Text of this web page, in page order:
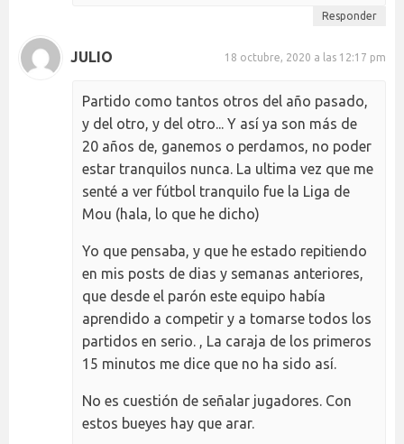
Responder
JULIO 18 octubre, 2020 a las 12:17 pm
Partido como tantos otros del año pasado,
y del otro, y del otro... Y así ya son más de
20 años de, ganemos o perdamos, no poder
estar tranquilos nunca. La ultima vez que me
senté a ver fútbol tranquilo fue la Liga de
Mou (hala, lo que he dicho)
Yo que pensaba, y que he estado repitiendo
en mis posts de dias y semanas anteriores,
que desde el parón este equipo había
aprendido a competir y a tomarse todos los
partidos en serio. , La caraja de los primeros
15 minutos me dice que no ha sido así.
No es cuestión de señalar jugadores. Con
estos bueyes hay que arar.